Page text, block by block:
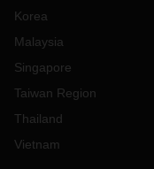
Korea
Malaysia
Singapore
Taiwan Region
Thailand
Vietnam